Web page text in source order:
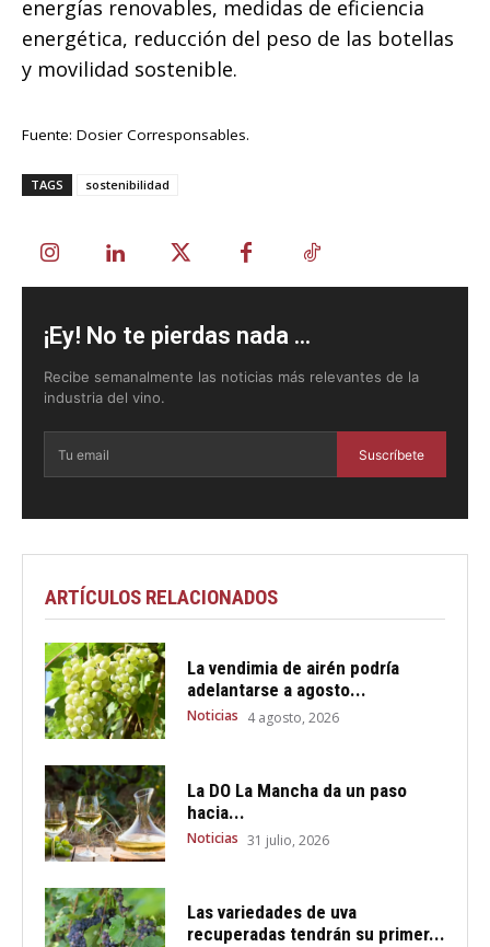
energías renovables, medidas de eficiencia
energética, reducción del peso de las botellas
y movilidad sostenible.
Fuente: Dosier Corresponsables.
TAGS sostenibilidad
¡Ey! No te pierdas nada ...
Recibe semanalmente las noticias más relevantes de la
industria del vino.
Suscríbete
ARTÍCULOS RELACIONADOS
La vendimia de airén podría
adelantarse a agosto...
Noticias 4 agosto, 2026
La DO La Mancha da un paso
hacia...
Noticias 31 julio, 2026
Las variedades de uva
recuperadas tendrán su primer...